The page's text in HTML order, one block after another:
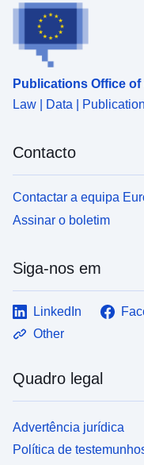
Publications Office
Law | Data |
Contacto
Contactar a equipa
Assinar o boletim
Siga-nos em
LinkedIn
Other
Quadro legal
Advertência jurídica
Política de